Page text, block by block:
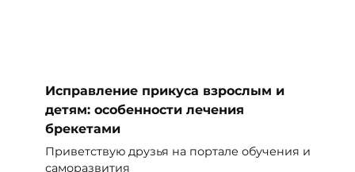
Исправление прикуса взрослым и
детям: особенности лечения
брекетами
Приветствую друзья на портале обучения и
саморазвития